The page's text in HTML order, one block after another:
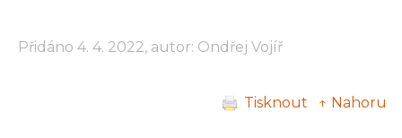
Přidáno 4. 4. 2022, autor: Ondřej Vojíř
Tisknout ↑ Nahoru